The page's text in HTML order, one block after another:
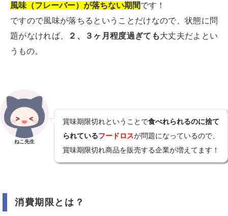
風味（フレーバー）が落ちない期間です！
ですので風味が落ちるということだけなので、状態に問
題がなければ、
２、３ヶ月程度過ぎても大丈夫だよとい
うもの。
ねこ先生
賞味期限切れということで食べれられるのに捨て
られているフードロスが問題になっているので、
賞味期限切れ商品を販売する企業が増えてます！
消費期限とは？